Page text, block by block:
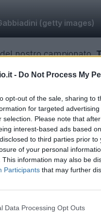
- Do Not Process My
opt-out of the sale, sharing to
for targeted
selection. Please note that
interest-based ads based
to third parties prior
of your personal
This information may also be
Participants that may further
Data Processing Opt Outs
(getty images)
nostro campionato.
arriva in doppia cifra
azzurra. A ridosso
realizzata con il
senegalese ha